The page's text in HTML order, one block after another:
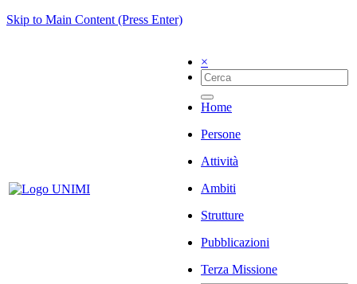
Skip to Main Content (Press Enter)
×
Home
Persone
Attività
Ambiti
Strutture
Pubblicazioni
Terza Missione